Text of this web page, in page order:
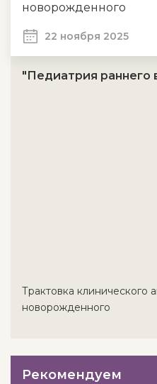
новорожденного
22 ноября 2025
"Педиатрия раннего
Трактовка клинического
новорожденного
Рекомендуем